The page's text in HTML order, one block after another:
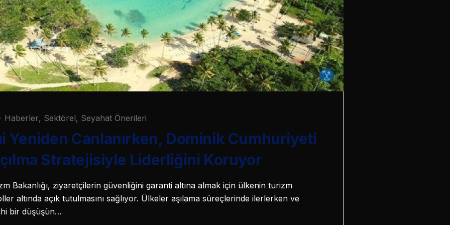
Haberler, Sektörel, Seyahat Önerileri
Yeniden Canlanırken, Dominik Cumhuriyeti
Stratejisiyle Liderliğini Koruyor
Bakanlığı, ziyaretçilerin güvenliğini garanti altına almak için ülkenin turizm
altında açık tutulmasını sağlıyor. Ülkeler aşılama süreçlerinde ilerlerken ve
bir düşüşün…